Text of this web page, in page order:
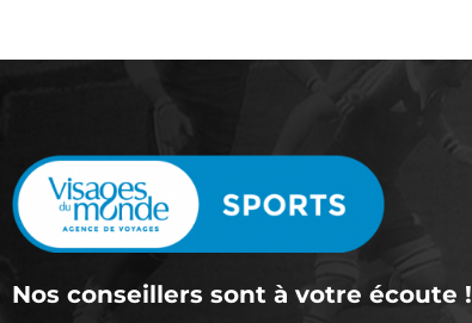
Nos conseillers sont à votre écoute !